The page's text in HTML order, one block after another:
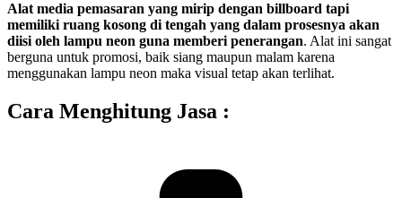
Alat media pemasaran yang mirip dengan billboard tapi
memiliki ruang kosong di tengah yang dalam prosesnya akan
diisi oleh lampu neon guna memberi penerangan. Alat ini sangat
berguna untuk promosi, baik siang maupun malam karena
menggunakan lampu neon maka visual tetap akan terlihat.
Cara Menghitung Jasa :